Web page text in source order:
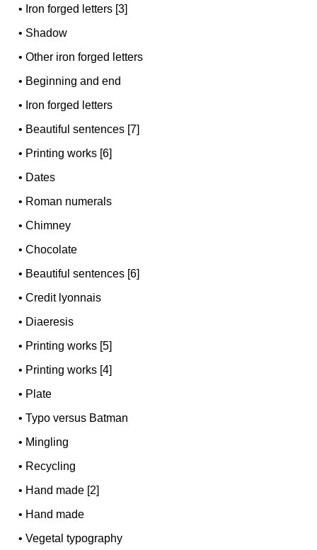
• Iron forged letters [3]
• Shadow
•Other iron forged letters
• Beginning and end
• Iron forged letters
• Beautiful sentences [7]
• Printing works [6]
• Dates
• Roman numerals
•Chimney
•Chocolate
• Beautiful sentences [6]
•Credit lyonnais
• Diaeresis
• Printing works [5]
• Printing works [4]
• Plate
•Typo versus Batman
• Mingling
• Recycling
• Hand made [2]
• Hand made
•Vegetal typography